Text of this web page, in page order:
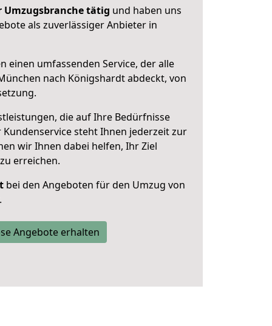
Umzugsbranche tätig und haben uns
als zuverlässiger Anbieter in
einen umfassenden Service, der alle
nach Königshardt abdeckt, von
die auf Ihre Bedürfnisse
steht Ihnen jederzeit zur
wir Ihnen dabei helfen, Ihr Ziel
zu erreichen.
bei den Angeboten für den Umzug von
Angebote erhalten